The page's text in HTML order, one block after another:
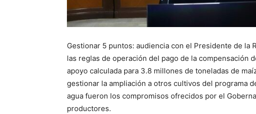
Gestionar 5 puntos: audiencia con el Presidente de la
las reglas de operación del pago de la compensación
apoyo calculada para 3.8 millones de toneladas de
gestionar la ampliación a otros cultivos del programa
agua fueron los compromisos ofrecidos por el
productores.